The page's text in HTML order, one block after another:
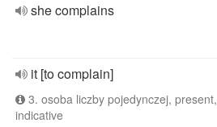
she complains
it [to complain]
3. osoba liczby pojedynczej, present,
indicative